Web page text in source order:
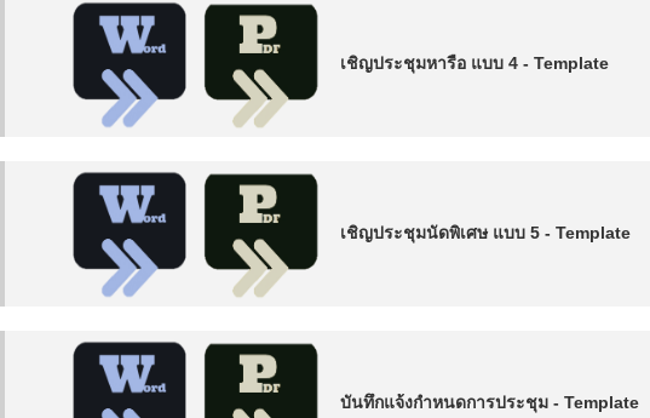
เชิญประชุมหารือ แบบ 4 - Template
เชิญประชุมนัดพิเศษ แบบ 5 - Template
บันทึกแจ้งกำหนดการประชุม - Template